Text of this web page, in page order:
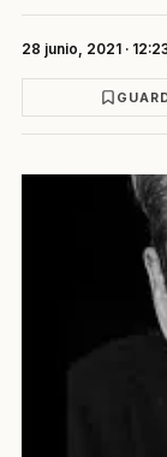
28 junio, 2021 ·